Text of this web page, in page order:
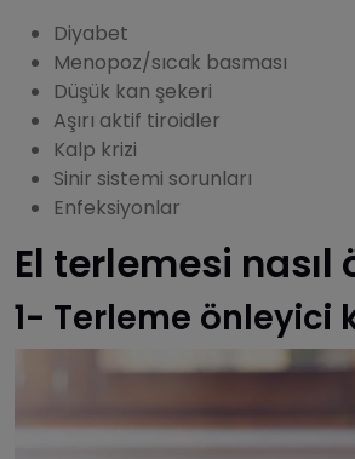
Diyabet
Menopoz/sıcak basması
Düşük kan şekeri
Aşırı aktif tiroidler
Kalp krizi
Sinir sistemi sorunları
Enfeksiyonlar
El terlemesi nasıl
1- Terleme önleyici